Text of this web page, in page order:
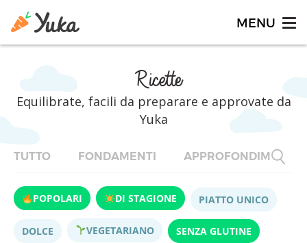
Ricette
Equilibrate, facili da preparare e approvate da
Yuka
TUTTO FONDAMENTI APPROFONDIMENTI
POPOLARI DI STAGIONE PIATTO UNICO
DOLCE VEGETARIANO SENZA GLUTINE